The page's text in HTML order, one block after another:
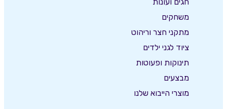
חגים ועונות
משחקים
מתקני חצר וריהוט
ציוד לגני ילדים
תינוקות ופעוטות
מבצעים
מוצרי הייבוא שלנו